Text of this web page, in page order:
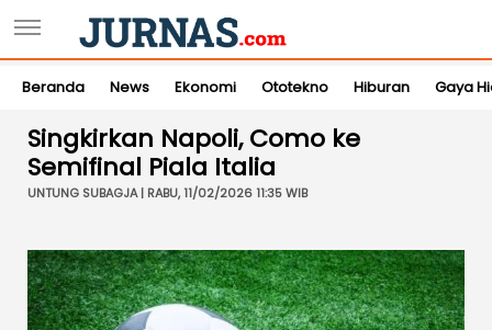
Beranda News Ekonomi Ototekno Hiburan Gaya
Singkirkan Napoli, Como ke
Semifinal Piala Italia
UNTUNG SUBAGJA | RABU, 11/02/2026 11:35 WIB